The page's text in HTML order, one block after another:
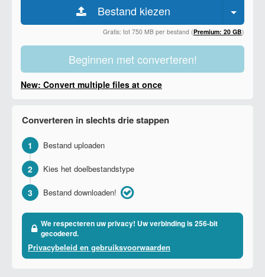
Bestand kiezen
Gratis: tot 750 MB per bestand (Premium: 20 GB)
Beginnen met converteren!
New: Convert multiple files at once
Converteren in slechts drie stappen
1 Bestand uploaden
2 Kies het doelbestandstype
3 Bestand downloaden!
We respecteren uw privacy! Uw verbinding is 256-bit
gecodeerd.
Privacybeleid en gebruiksvoorwaarden